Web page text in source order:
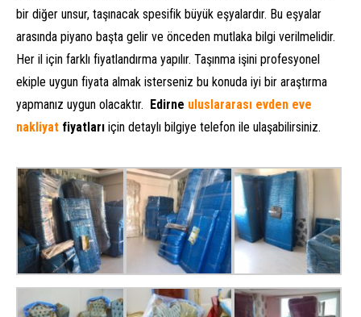
bir diğer unsur, taşınacak spesifik büyük eşyalardır. Bu eşyalar
arasında piyano başta gelir ve önceden mutlaka bilgi verilmelidir.
Her il için farklı fiyatlandırma yapılır. Taşınma işini profesyonel
ekiple uygun fiyata almak isterseniz bu konuda iyi bir araştırma
yapmanız uygun olacaktır. Edirne uluslararası evden eve
nakliyat fiyatları için detaylı bilgiye telefon ile ulaşabilirsiniz.